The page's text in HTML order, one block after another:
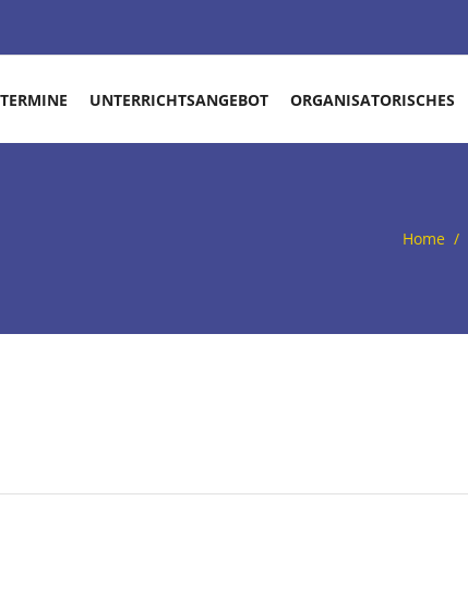
UNTERRICHTSANGEBOT ORGANISATORISCHES
Home /